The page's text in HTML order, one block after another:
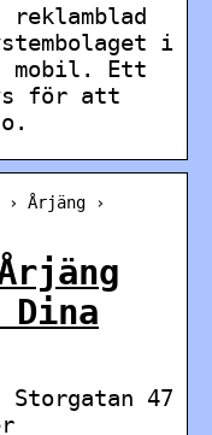
i
Ett
för att
Årjäng ›
• Storgatan 47